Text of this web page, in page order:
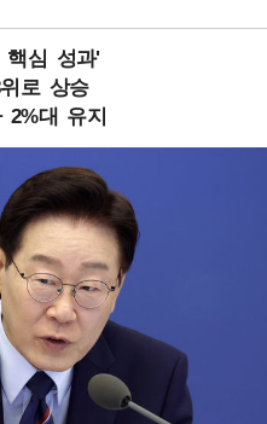
핵심 성과'
로 상승
대 유지